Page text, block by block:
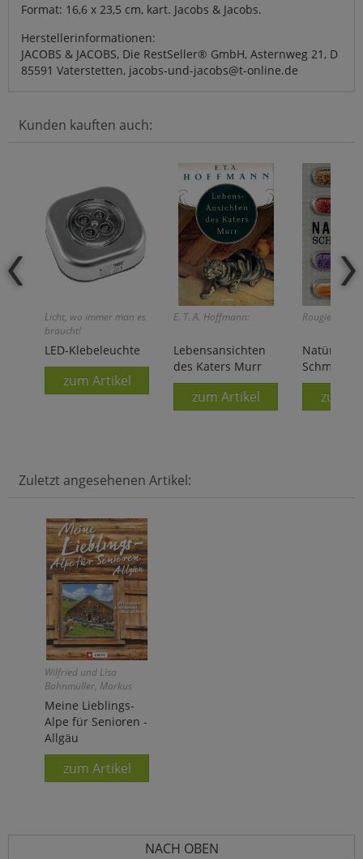
Format: 16,6 x 23,5 cm, kart. Jacobs & Jacobs.
Herstellerinformationen:
JACOBS & JACOBS, Die RestSeller® GmbH, Asternweg 21, D
85591 Vaterstetten, jacobs-und-jacobs@t-online.de
Kunden kauften auch:
Licht, wo immer man es
braucht!
LED-Klebeleuchte
zum Artikel
E. T. A. Hoffmann:
Lebensansichten
des Katers Murr
zum Artikel
Rougier/
Natürliche
zum
Zuletzt angesehenen Artikel:
Wilfried und Lisa
Bahnmüller, Markus
und Janina Meier:
Meine Lieblings-
Alpe für Senioren -
Allgäu
zum Artikel
NACH OBEN